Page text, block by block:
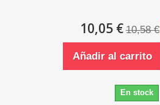
10,05 € 10,58 €
Añadir al carrito
En stock